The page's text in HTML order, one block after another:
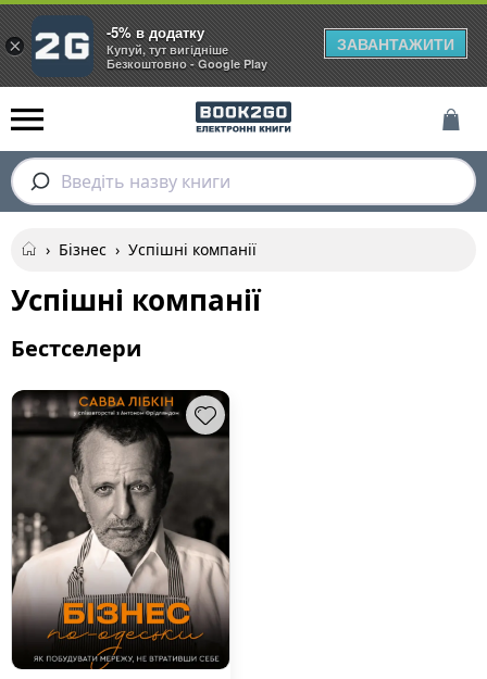
Введіть назву книги
› Бізнес › Успішні компанії
Успішні компанії
Бестселери
×
-5% в додатку
Купуй, тут вигідніше
Безкоштовно - Google Play
ЗАВАНТАЖИТИ